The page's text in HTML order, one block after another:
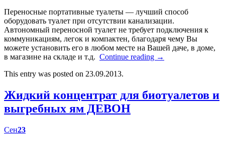
Переносные портативные туалеты — лучший способ
оборудовать туалет при отсутствии канализации.
Автономный переносной туалет не требует подключения к
коммуникациям, легок и компактен, благодаря чему Вы
можете установить его в любом месте на Вашей даче, в доме,
в магазине на складе и т.д. Continue reading →
This entry was posted on 23.09.2013.
Жидкий концентрат для биотуалетов и
выгребных ям ДЕВОН
Сен23